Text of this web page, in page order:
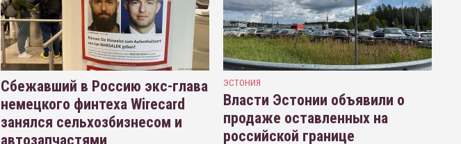
Сбежавший в Россию экс-глава
немецкого финтеха Wirecard
занялся сельхозбизнесом и
автозапчастями
ЭСТОНИЯ
Власти Эстонии объявили о
продаже оставленных на
российской границе